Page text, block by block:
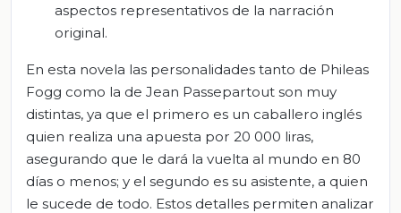
aspectos representativos de la narración
original.
En esta novela las personalidades tanto de Phileas
Fogg como la de Jean Passepartout son muy
distintas, ya que el primero es un caballero inglés
quien realiza una apuesta por 20 000 liras,
asegurando que le dará la vuelta al mundo en 80
días o menos; y el segundo es su asistente, a quien
le sucede de todo. Estos detalles permiten analizar